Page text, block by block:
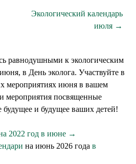
Экологический календарь
июля →
равнодушными к экологическим
в День эколога. Участвуйте в
мероприятиях июня в вашем
мероприятия посвященные
будущее и будущее ваших детей!
2022 год в июне →
на июнь 2026 года в